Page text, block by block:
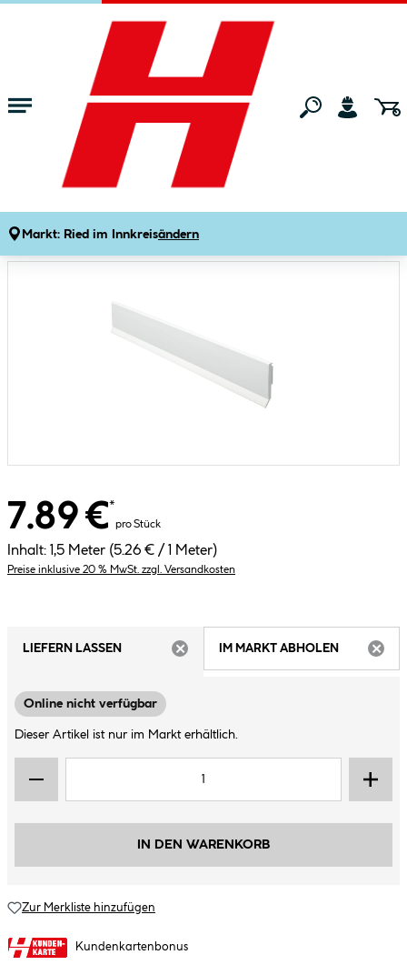
Zum Hauptinhalt springen
Markt: Ried im Innkreisändern
Bauen & Renovieren Türen & Vordächer
Flachleiste selbstklebend 30 x 2,5 mm
7.89 €*
pro Stück
Inhalt: 1,5 Meter (5.26 € / 1 Meter)
Preise inklusive 20 % MwSt. zzgl. Versandkosten
LIEFERN LASSEN
IM MARKT ABHOLEN
Online nicht verfügbar
Dieser Artikel ist nur im Markt erhältlich.
IN DEN WARENKORB
Zur Merkliste hinzufügen
Kundenkartenbonus